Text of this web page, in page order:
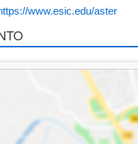
www.esic.edu/aster